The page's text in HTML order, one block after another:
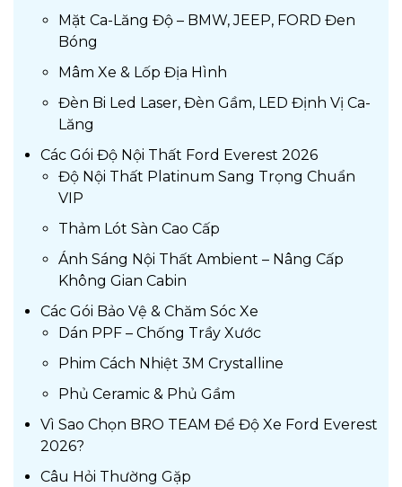
Mặt Ca-Lăng Độ – BMW, JEEP, FORD Đen
Bóng
Mâm Xe & Lốp Địa Hình
Đèn Bi Led Laser, Đèn Gầm, LED Định Vị Ca-
Lăng
Các Gói Độ Nội Thất Ford Everest 2026
Độ Nội Thất Platinum Sang Trọng Chuẩn
VIP
Thảm Lót Sàn Cao Cấp
Ánh Sáng Nội Thất Ambient – Nâng Cấp
Không Gian Cabin
Các Gói Bảo Vệ & Chăm Sóc Xe
Dán PPF – Chống Trầy Xước
Phim Cách Nhiệt 3M Crystalline
Phủ Ceramic & Phủ Gầm
Vì Sao Chọn BRO TEAM Để Độ Xe Ford Everest
2026?
Câu Hỏi Thường Gặp